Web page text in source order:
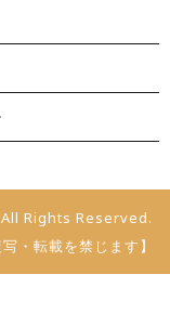
Rights Reserved.
・転載を禁じます】